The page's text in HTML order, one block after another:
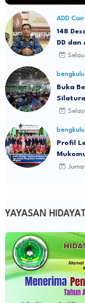
ADD Cair
148
DD dan
Dana
bengkulu
Buka
bengkulu
Profil
YAYASAN